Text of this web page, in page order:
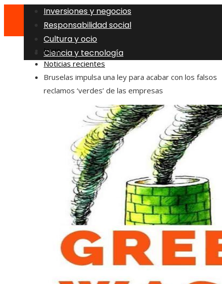
Inversiones y negocios
Responsabilidad social
Cultura y ocio
Ciencia y tecnología
Inicio
Noticias recientes
Bruselas impulsa una ley para acabar con los falsos
reclamos ‘verdes’ de las empresas